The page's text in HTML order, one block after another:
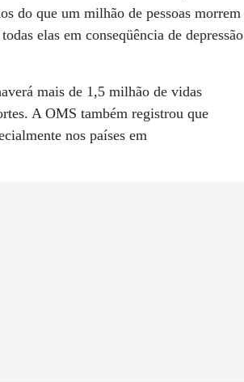
do que um milhão de pessoas morrem
elas em conseqüência de depressão
mais de 1,5 milhão de vidas
A OMS também registrou que
nos países em